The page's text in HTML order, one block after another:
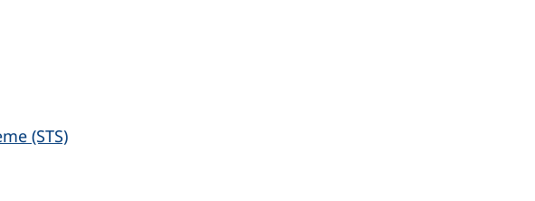
(STS)